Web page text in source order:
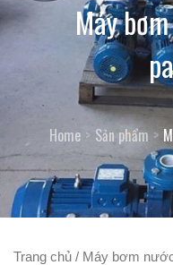
Máy
Home Sản phẩm
Trang chủ / Máy bơm